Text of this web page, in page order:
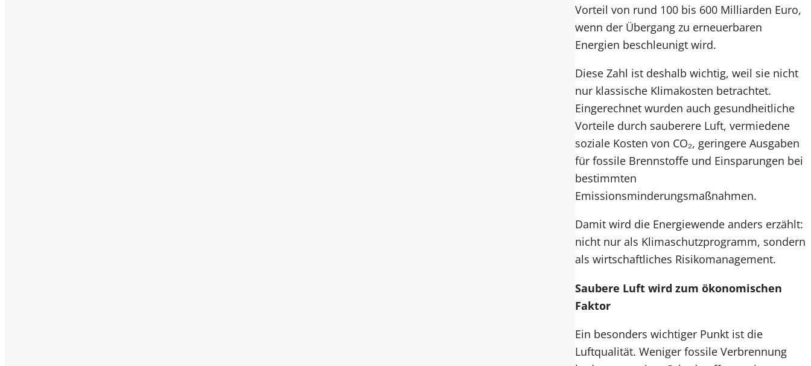
Vorteil von rund 100 bis 600 Milliarden Euro,
wenn der Übergang zu erneuerbaren
Energien beschleunigt wird.
Diese Zahl ist deshalb wichtig, weil sie nicht
nur klassische Klimakosten betrachtet.
Eingerechnet wurden auch gesundheitliche
Vorteile durch sauberere Luft, vermiedene
soziale Kosten von CO₂, geringere Ausgaben
für fossile Brennstoffe und Einsparungen bei
bestimmten
Emissionsminderungsmaßnahmen.
Damit wird die Energiewende anders erzählt:
nicht nur als Klimaschutzprogramm, sondern
als wirtschaftliches Risikomanagement.
Saubere Luft wird zum ökonomischen
Faktor
Ein besonders wichtiger Punkt ist die
Luftqualität. Weniger fossile Verbrennung